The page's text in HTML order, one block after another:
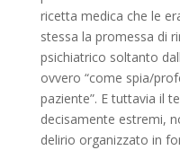
ricetta medica che le
stessa la promessa di
psichiatrico soltanto
ovvero “come spia/
paziente”. E tuttavia il
decisamente estremi,
delirio organizzato in